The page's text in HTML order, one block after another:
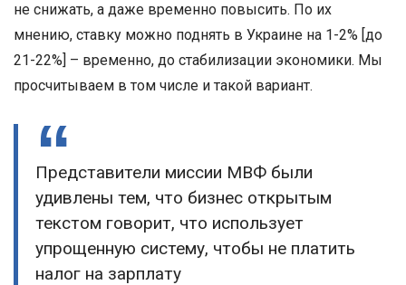
не снижать, а даже временно повысить. По их
мнению, ставку можно поднять в Украине на 1-2% [до
21-22%] – временно, до стабилизации экономики. Мы
просчитываем в том числе и такой вариант.
Представители миссии МВФ были
удивлены тем, что бизнес открытым
текстом говорит, что использует
упрощенную систему, чтобы не платить
налог на зарплату